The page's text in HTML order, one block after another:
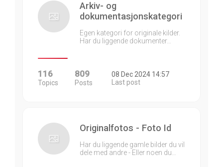
Arkiv- og
dokumentasjonskategori
Egen kategori for originale kilder.
Har du liggende dokumenter…
116
Topics
809
Posts
08 Dec 2024 14:57
Last post
Originalfotos - Foto Id
Har du liggende gamle bilder du vil
dele med andre - Eller noen du…